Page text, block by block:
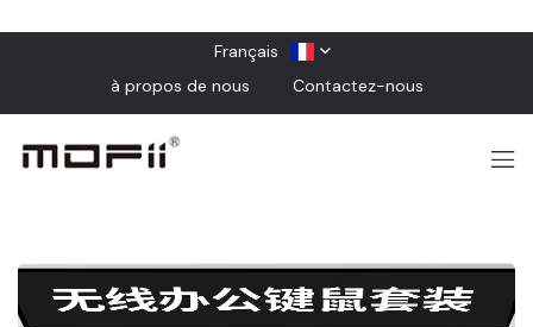
Français
à propos de nous
Contactez-nous